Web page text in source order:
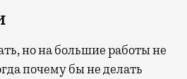
но на большие работы не
почему бы не делать